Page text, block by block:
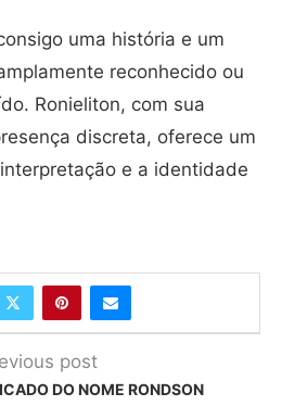
uma história e um
reconhecido ou
Ronieliton, com sua
discreta, oferece um
e a identidade
post
DO NOME RONDSON